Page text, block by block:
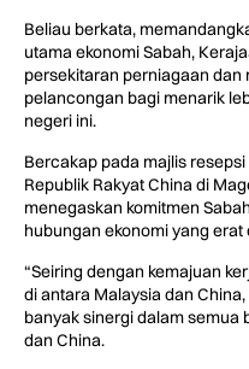
Beliau berkata,
utama ekonomi Sabah,
persekitaran perniagaan dan
pelancongan bagi menarik
negeri ini.
Bercakap pada majlis
Republik Rakyat China di
menegaskan komitmen
hubungan ekonomi yang erat
“Seiring dengan kemajuan
di antara Malaysia dan
banyak sinergi dalam semua
dan China.